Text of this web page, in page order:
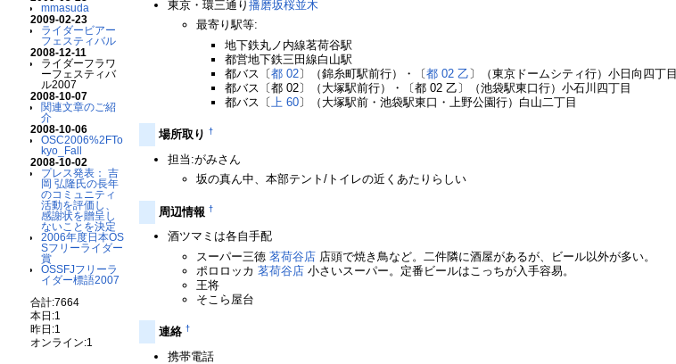
mmasuda
2009-02-23
ライダービアー
フェスティバル
2008-12-11
ライダーフラワ
ーフェスティバ
ル2007
2008-10-07
関連文章のご紹
介
2008-10-06
OSC2006%2FTo
kyo_Fall
2008-10-02
プレス発表： 吉
岡 弘隆氏の長年
のコミュニティ
活動を評価し、
感謝状を贈呈し
ないことを決定
2006年度日本OS
Sフリーライダー
賞
OSSFJフリーラ
イダー標語2007
合計:7664
本日:1
昨日:1
オンライン:1
東京・環三通り播磨坂桜並木
最寄り駅等:
地下鉄丸ノ内線茗荷谷駅
都営地下鉄三田線白山駅
都バス〔都 02〕（錦糸町駅前行）・〔都 02 乙 〕（東京ドームシティ行）小日向四丁目
都バス〔都 02〕（大塚駅前行）・〔都 02 乙〕（池袋駅東口行）小石川四丁目
都バス〔 上 60〕（大塚駅前・池袋駅東口・上野公園行）白山二丁目
場所取り†
担当:がみさん
坂の真ん中、本部テント/トイレの近くあたりらしい
周辺情報†
酒ツマミは各自手配
スーパー三徳茗荷谷店 店頭で焼き鳥など。二件隣に酒屋があるが、ビール以外が多い。
ポロロッカ茗荷谷店 小さいスーパー。定番ビールはこっちが入手容易。
王将
そこら屋台
連絡†
携帯電話